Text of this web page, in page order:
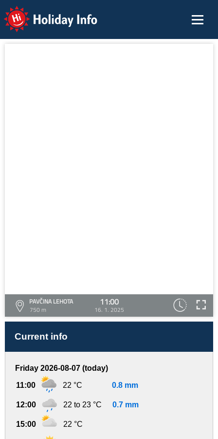
Holiday Info
PAVČINA LEHOTA
750 m
11:00
16. 1. 2025
Current info
Friday 2026-08-07 (today)
11:00 22 °C 0.8 mm
12:00 22 to 23 °C 0.7 mm
15:00 22 °C